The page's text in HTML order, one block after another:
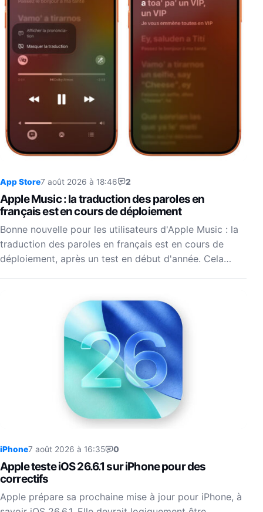
App Store7 août 2026 à 18:46 2
Apple Music : la traduction des paroles en
français est en cours de déploiement
Bonne nouvelle pour les utilisateurs d'Apple Music : la
traduction des paroles en français est en cours de
déploiement, après un test en début d'année. Cela…
iPhone7 août 2026 à 16:35 0
Apple teste iOS 26.6.1 sur iPhone pour des
correctifs
Apple prépare sa prochaine mise à jour pour iPhone, à